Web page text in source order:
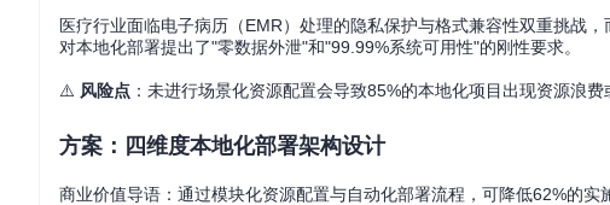
医疗行业面临电子病历（EMR）处理的隐私保护与格式兼容性双重挑战
对本地化部署提出了"零数据外泄"和"99.99%系统可用性"的刚性要求。
⚠️ 风险点 ：未进行场景化资源配置会导致85%的本地化项目出现资源浪
方案：四维度本地化部署架构设计
商业价值导语：通过模块化资源配置与自动化部署流程，可降低62%的实